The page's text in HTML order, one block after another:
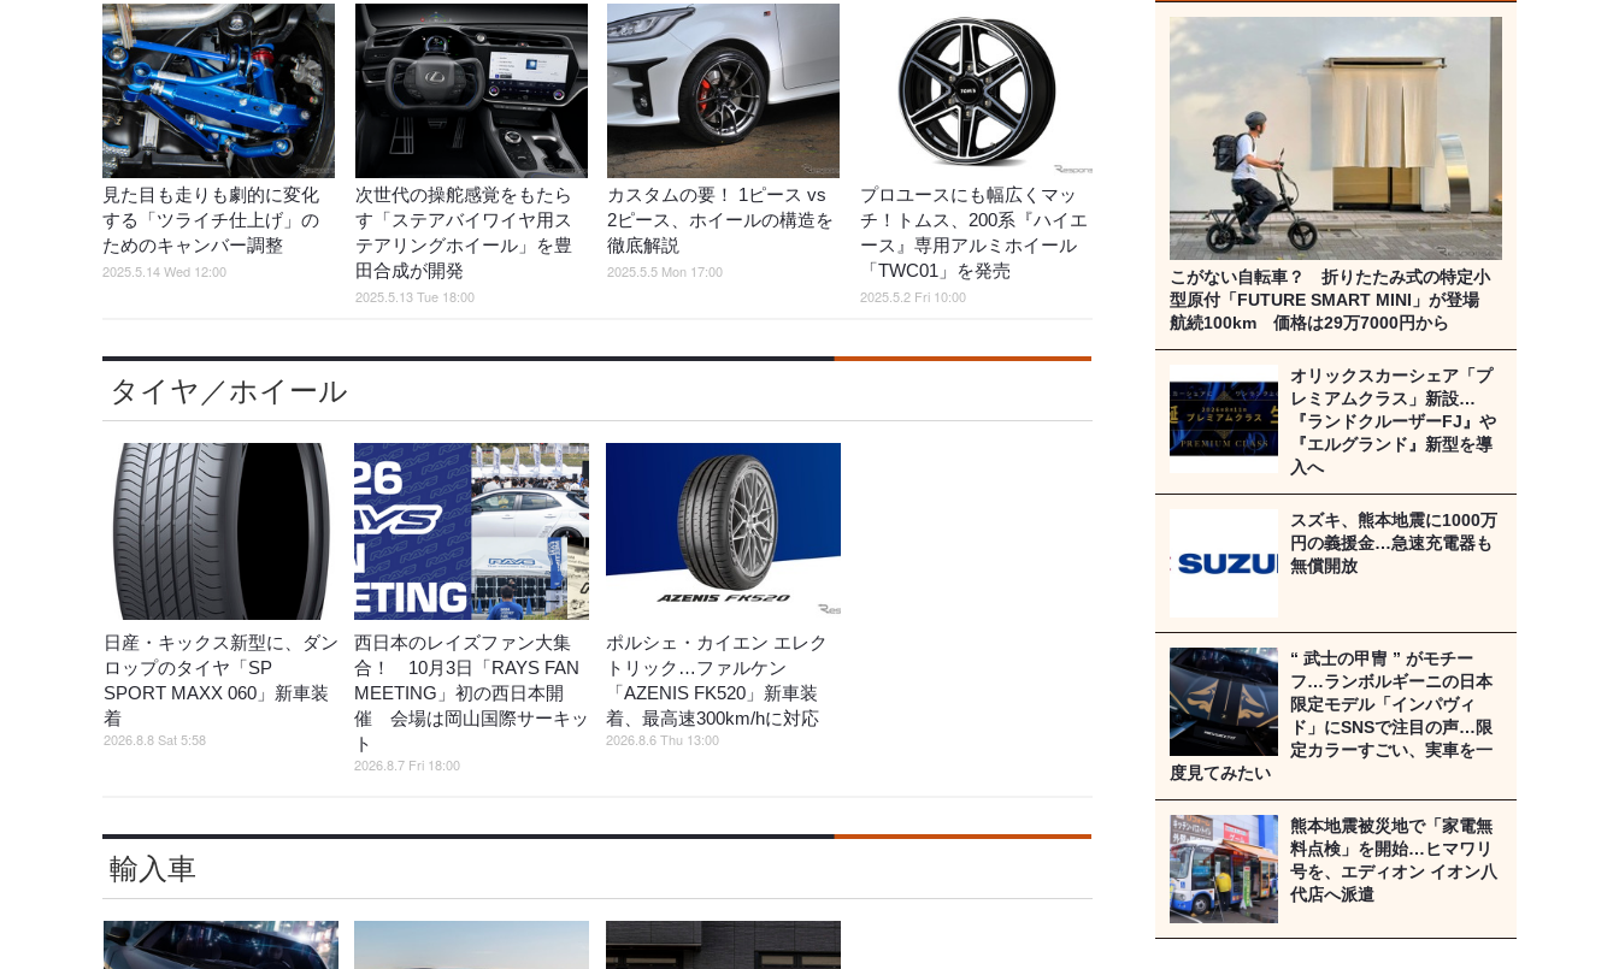
見た目も走りも劇的に変化
する「ツライチ仕上げ」の
ためのキャンバー調整
2025.5.14 Wed 12:00
次世代の操舵感覚をもたら
す「ステアバイワイヤ用ス
テアリングホイール」を豊
田合成が開発
2025.5.13 Tue 18:00
カスタムの要！ 1ピース vs
2ピース、ホイールの構造を
徹底解説
2025.5.5 Mon 17:00
プロユースにも幅広くマッ
チ！トムス、200系『ハイエ
ース』専用アルミホイール
「TWC01」を発売
2025.5.2 Fri 10:00
タイヤ／ホイール
日産・キックス新型に、ダン
ロップのタイヤ「SP
SPORT MAXX 060」新車装
着
2026.8.8 Sat 5:58
西日本のレイズファン大集
合！ 10月3日「RAYS FAN
MEETING」初の西日本開
催 会場は岡山国際サーキッ
ト
2026.8.7 Fri 18:00
ポルシェ・カイエン エレク
トリック…ファルケン
「AZENIS FK520」新車装
着、最高速300km/hに対応
2026.8.6 Thu 13:00
輸入車
こがない自転車？ 折りたたみ式の特定小
型原付「FUTURE SMART MINI」が登場
航続100km 価格は29万7000円から
オリックスカーシェア「プ
レミアムクラス」新設…
『ランドクルーザーFJ』や
『エルグランド』新型を導
入へ
スズキ、熊本地震に1000万
円の義援金…急速充電器も
無償開放
“ 武士の甲冑 ” がモチー
フ…ランボルギーニの日本
限定モデル「インパヴィ
ド」にSNSで注目の声…限
定カラーすごい、実車を一
度見てみたい
熊本地震被災地で「家電無
料点検」を開始…ヒマワリ
号を、エディオン イオン八
代店へ派遣